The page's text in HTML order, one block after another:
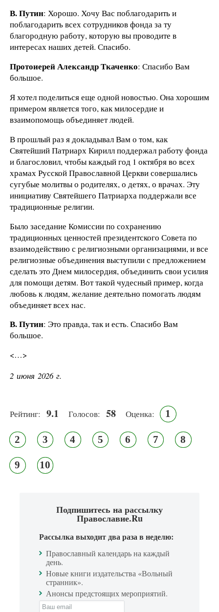
В. Путин: Хорошо. Хочу Вас поблагодарить и
поблагодарить всех сотрудников фонда за ту
благородную работу, которую вы проводите в
интересах наших детей. Спасибо.
Протоиерей Александр Ткаченко: Спасибо Вам
большое.
Я хотел поделиться еще одной новостью. Она хорошим
примером является того, как милосердие и
взаимопомощь объединяет людей.
В прошлый раз я докладывал Вам о том, как
Святейший Патриарх Кирилл поддержал работу фонда
и благословил, чтобы каждый год 1 октября во всех
храмах Русской Православной Церкви совершались
сугубые молитвы о родителях, о детях, о врачах. Эту
инициативу Святейшего Патриарха поддержали все
традиционные религии.
Было заседание Комиссии по сохранению
традиционных ценностей президентского Совета по
взаимодействию с религиозными организациями, и все
религиозные объединения выступили с предложением
сделать это Днем милосердия, объединить свои усилия
для помощи детям. Вот такой чудесный пример, когда
любовь к людям, желание деятельно помогать людям
объединяет всех нас.
В. Путин: Это правда, так и есть. Спасибо Вам
большое.
<…>
2 июня 2026 г.
Рейтинг: 9.1 Голосов: 58 Оценка: 1
2 3 4 5 6 7 8
9 10
Подпишитесь на рассылку
Православие.Ru
Рассылка выходит два раза в неделю:
Православный календарь на каждый
день.
Новые книги издательства «Вольный
странник».
Анонсы предстоящих мероприятий.